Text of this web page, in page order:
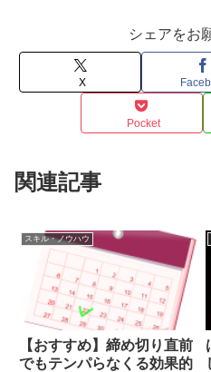
シェアをお
X
Pocket
関連記事
スキル・ノウハウ
【おすすめ】締め切り直前
でもテンパらなくる効果的